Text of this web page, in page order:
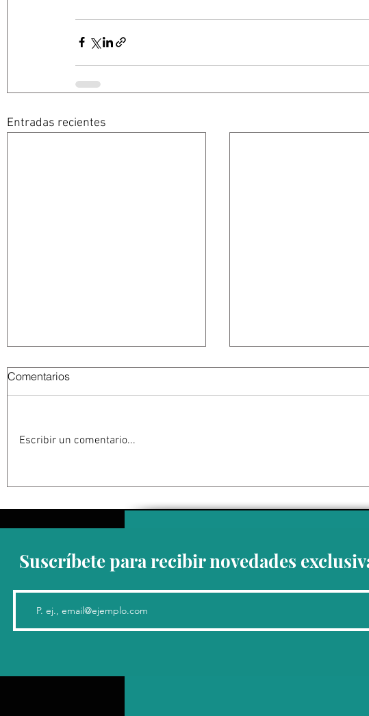
Entradas recientes
Colombia bajo un fuerte
esquema de seguridad en
detención del
Comentarios
Escribir un comentario...
Suscríbete para recibir novedades